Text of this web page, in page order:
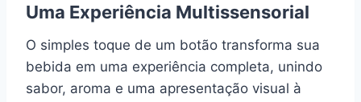
Uma Experiência Multissensorial
O simples toque de um botão transforma sua
bebida em uma experiência completa, unindo
sabor, aroma e uma apresentação visual à